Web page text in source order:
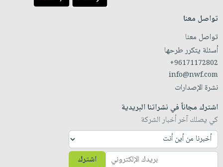
تواصل معنا
تواصل معنا
أسئلة يتكرر طرحها
+96171172802
info@nwf.com
نشرة الإصدارات
اشترك مجاناً في نشراتنا البريدية
كي يصلك آخر أخبار الشركة
اشترك